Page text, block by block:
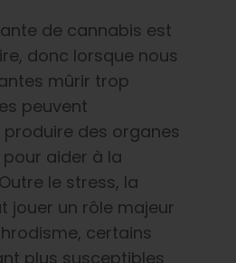
de cannabis est
donc lorsque nous
mûrir trop
peuvent
des organes
aider à la
le stress, la
jouer un rôle majeur
certains
plus susceptibles